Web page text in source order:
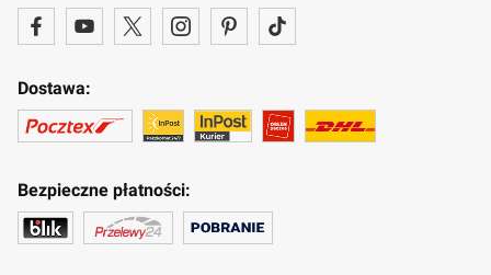
Dostawa:
Bezpieczne płatności: